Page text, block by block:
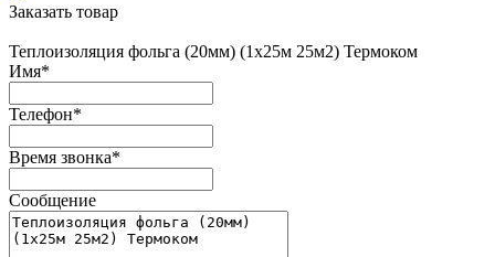
Заказать товар
Теплоизоляция фольга (20мм) (1х25м 25м2) Термоком
Имя*
Телефон*
Время звонка*
Сообщение